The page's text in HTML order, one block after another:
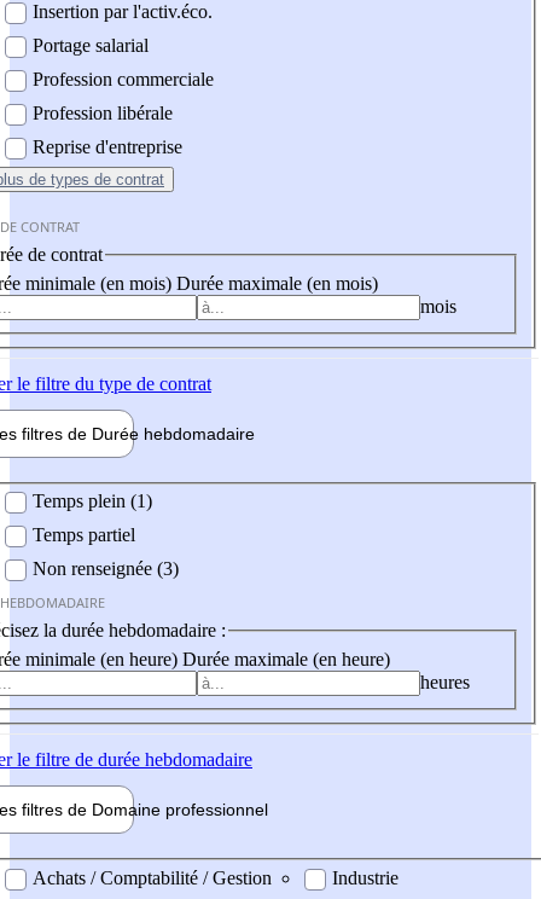
Insertion par l'activ.éco.
Portage salarial
Profession commerciale
Profession libérale
Reprise d'entreprise
de types de contrat
CONTRAT
de contrat
minimale (en mois) Durée maximale (en mois)
mois
le filtre du type de contrat
filtres de Durée hebdomadaire
Temps plein (1)
Temps partiel
Non renseignée (3)
la durée hebdomadaire :
minimale (en heure) Durée maximale (en heure)
heures
le filtre de durée hebdomadaire
filtres de Domaine professionnel
professionel
Achats / Comptabilité / Gestion
Industrie